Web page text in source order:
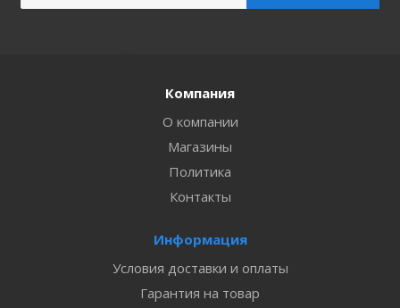
Компания
О компании
Магазины
Политика
Контакты
Информация
Условия доставки и оплаты
Гарантия на товар